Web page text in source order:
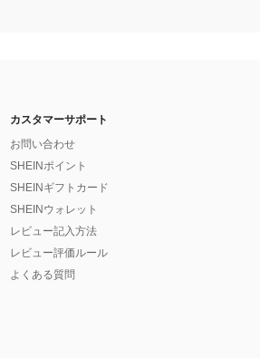
カスタマーサポート
お問い合わせ
SHEINポイント
SHEINギフトカード
SHEINウォレット
レビュー記入方法
レビュー評価ルール
よくある質問